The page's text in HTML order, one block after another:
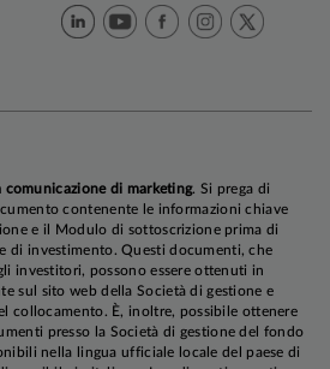
comunicazione di marketing. Si prega di
contenente le informazioni chiave
e il Modulo di sottoscrizione prima di
di investimento. Questi documenti, che
investitori, possono essere ottenuti in
sul sito web della Società di gestione e
collocamento. È, inoltre, possibile ottenere
presso la Società di gestione del fondo
nella lingua ufficiale locale del paese di